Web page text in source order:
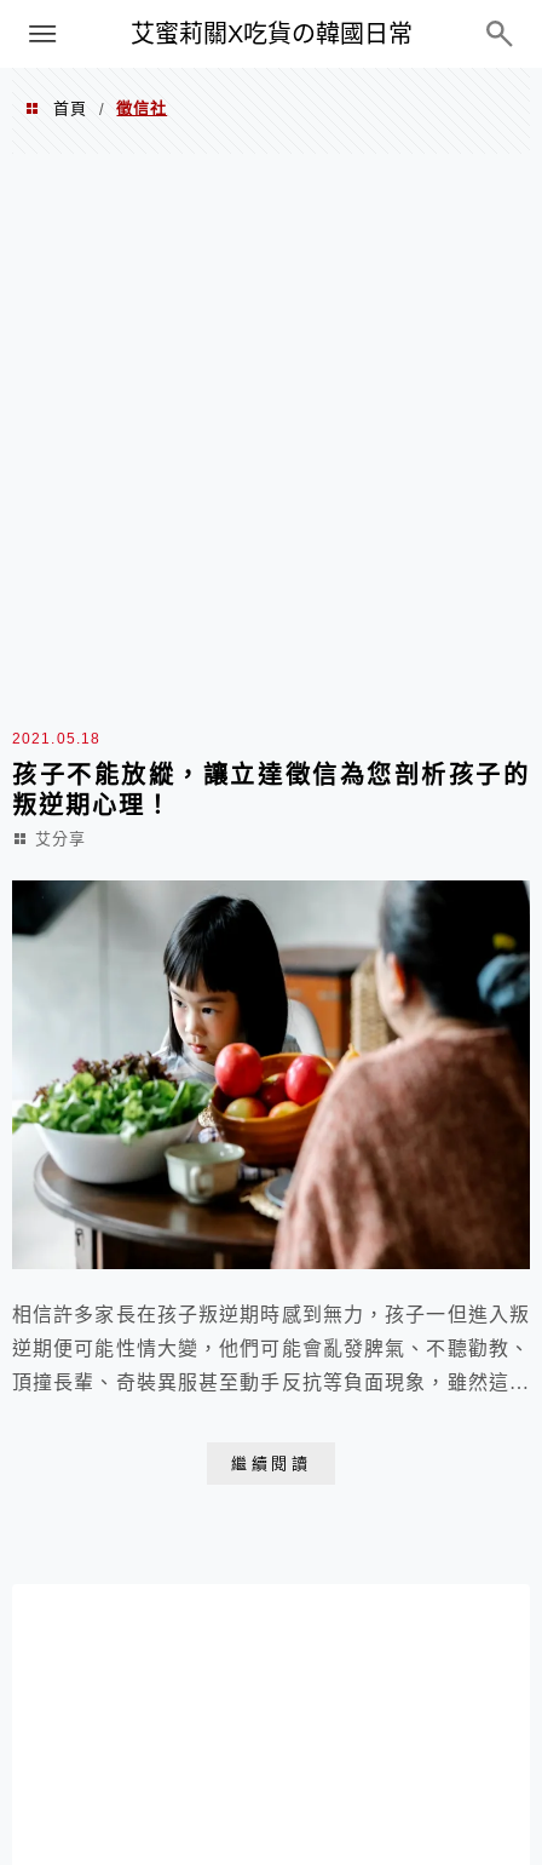
艾蜜莉關X吃貨の韓國日常
PXN
首頁 / 徵信社
2021.05.18
孩子不能放縱，讓立達徵信為您剖析孩子的
叛逆期心理！
艾分享
相信許多家長在孩子叛逆期時感到無力，孩子一但進入叛
逆期便可能性情大變，他們可能會亂發脾氣、不聽勸教、
頂撞長輩、奇裝異服甚至動手反抗等負面現象，雖然這些
繼續閱讀